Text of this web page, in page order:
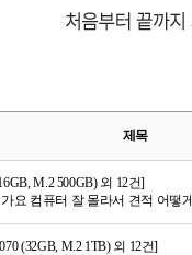
제목
M.2 500GB) 외 12건]
(32GB, M.2 1TB) 외 12건]